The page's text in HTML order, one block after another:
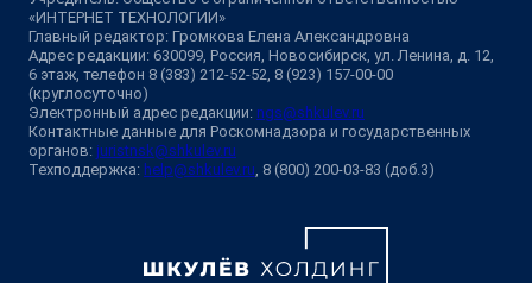
«ИНТЕРНЕТ ТЕХНОЛОГИИ»
Главный редактор: Громкова Елена Александровна
Адрес редакции: 630099, Россия, Новосибирск, ул. Ленина, д. 12,
6 этаж, телефон 8 (383) 212-52-52, 8 (923) 157-00-00
(круглосуточно)
Электронный адрес редакции: ngs@shkulev.ru
Контактные данные для Роскомнадзора и государственных
органов: juristnsk@shkulev.ru
Техподдержка: help@shkulev.ru, 8 (800) 200-03-83 (доб.3)